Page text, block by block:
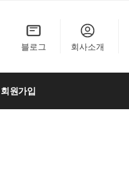
블로그 회사소개
회원가입